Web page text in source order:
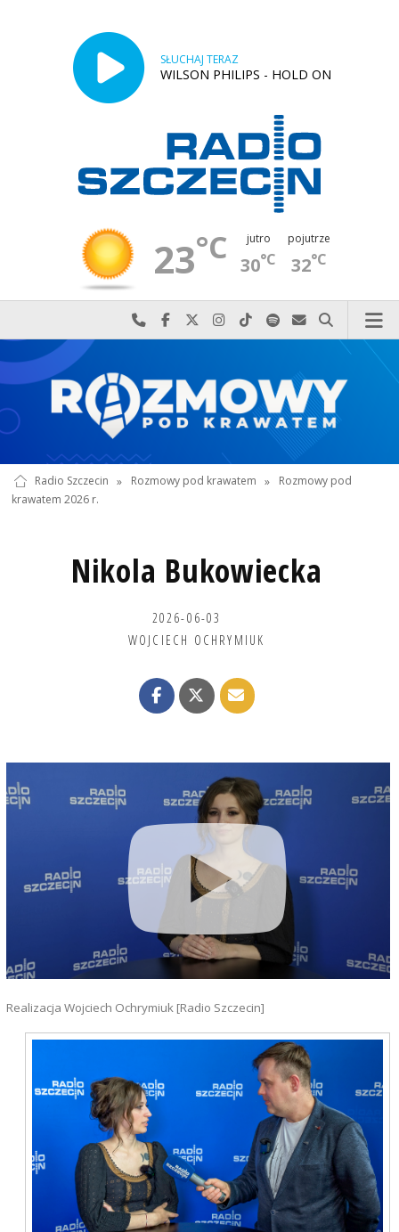
SŁUCHAJ TERAZ
WILSON PHILIPS - HOLD ON
23°C jutro
30°C
pojutrze
32°C
Najlepiej po prostu do nas zadzwoń
Odwiedź nas na Facebook-u
Odwiedź nas na X
Odwiedź nas na Instagram-ie
Odwiedź nas na TikTok-u
Szukaj nas na Spotify
Wyślij do nas
Szukaj
Radio Szczecin » Rozmowy pod krawatem »
Rozmowy pod
krawatem 2026 r.
Nikola Bukowiecka
2026-06-03
WOJCIECH OCHRYMIUK
Realizacja Wojciech Ochrymiuk [Radio Szczecin]